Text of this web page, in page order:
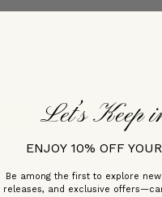
Let’s Keep
ENJOY 10% OFF
Be among the first to explore
releases, and exclusive